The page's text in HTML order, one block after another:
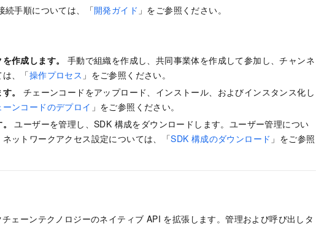
続手順については、「開発ガイド 」をご参照ください。
作成します。
手動で組織を作成し、共同事業体を作成して参加し、チャンネ
、「操作プロセス 」をご参照ください。
。
チェーンコードをアップロード、インストール、およびインスタンス化し
ーンコードのデプロイ 」をご参照ください。
ユーザーを管理し、SDK 構成をダウンロードします。ユーザー管理につい
ネットワークアクセス設定については、「SDK 構成のダウンロード 」をご参照
ェーンテクノロジーのネイティブ API を拡張します。管理および呼び出しタ